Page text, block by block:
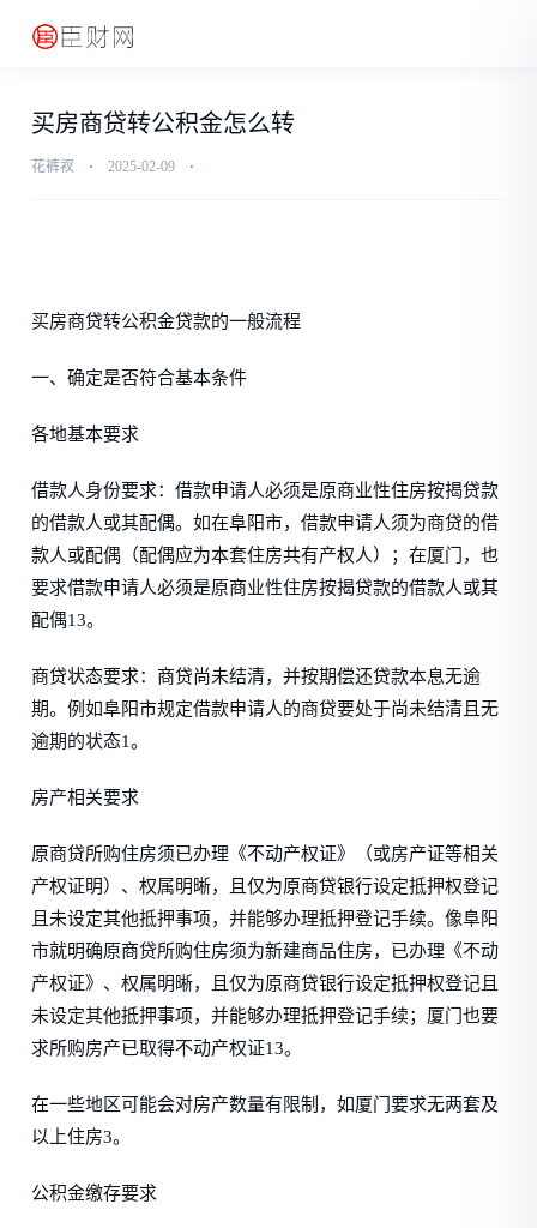
买房商贷转公积金怎么转
花裤衩 ⋅ 2025-02-09 ⋅
买房商贷转公积金贷款的一般流程
一、确定是否符合基本条件
各地基本要求
借款人身份要求：借款申请人必须是原商业性住房按揭贷款
的借款人或其配偶。如在阜阳市，借款申请人须为商贷的借
款人或配偶（配偶应为本套住房共有产权人）；在厦门，也
要求借款申请人必须是原商业性住房按揭贷款的借款人或其
配偶13。
商贷状态要求：商贷尚未结清，并按期偿还贷款本息无逾
期。例如阜阳市规定借款申请人的商贷要处于尚未结清且无
逾期的状态1。
房产相关要求
原商贷所购住房须已办理《不动产权证》（或房产证等相关
产权证明）、权属明晰，且仅为原商贷银行设定抵押权登记
且未设定其他抵押事项，并能够办理抵押登记手续。像阜阳
市就明确原商贷所购住房须为新建商品住房，已办理《不动
产权证》、权属明晰，且仅为原商贷银行设定抵押权登记且
未设定其他抵押事项，并能够办理抵押登记手续；厦门也要
求所购房产已取得不动产权证13。
在一些地区可能会对房产数量有限制，如厦门要求无两套及
以上住房3。
公积金缴存要求